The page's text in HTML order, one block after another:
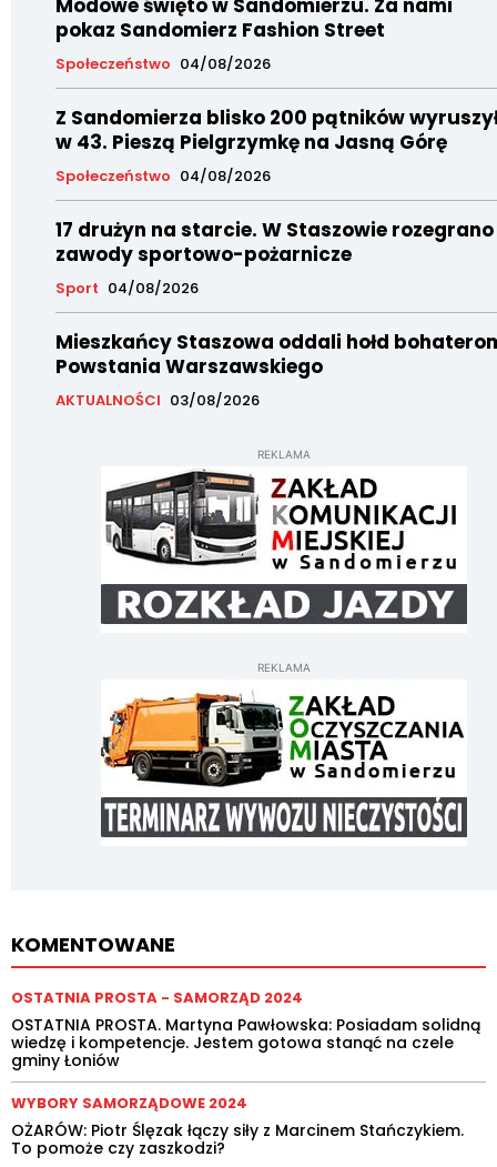
Modowe święto w Sandomierzu. Za nami
pokaz Sandomierz Fashion Street
Społeczeństwo 04/08/2026
Z Sandomierza blisko 200 pątników
w 43. Pieszą Pielgrzymkę na Jasną Górę
Społeczeństwo 04/08/2026
17 drużyn na starcie. W Staszowie rozegrano
zawody sportowo-pożarnicze
Sport 04/08/2026
Mieszkańcy Staszowa oddali hołd
Powstania Warszawskiego
AKTUALNOŚCI 03/08/2026
REKLAMA
REKLAMA
KOMENTOWANE
OSTATNIA PROSTA - SAMORZĄD 2024
OSTATNIA PROSTA. Martyna Pawłowska: Posiadam solidną
wiedzę i kompetencje. Jestem gotowa stanąć na czele
gminy Łoniów
WYBORY SAMORZĄDOWE 2024
OŻARÓW: Piotr Ślęzak łączy siły z Marcinem Stańczykiem.
To pomoże czy zaszkodzi?